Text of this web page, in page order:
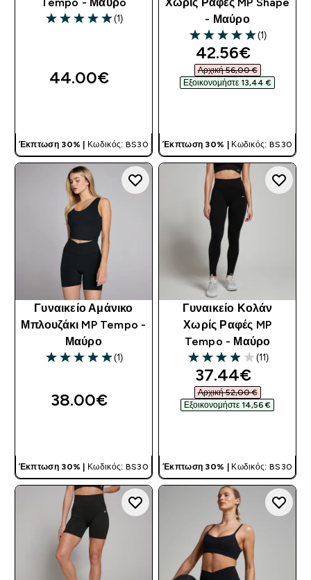
Tempo - Μαύρo
5 out of 5 stars
(1)
44.00€‎
Έκπτωση 30% | Κωδικός: BS30
Χωρίς Ραφές MP Shape
- Μαύρο
5 out of 5 stars
(1)
discounted
42.56€‎
Αρχική 56,00 €‎
Εξοικονομήστε 13,44 €‎
Έκπτωση 30% | Κωδικός: BS30
Γυναικείο Αμάνικο
Μπλουζάκι MP Tempo -
Μαύρο
5 out of 5 stars
(1)
38.00€‎
Έκπτωση 30% | Κωδικός: BS30
Γυναικείο Κολάν
Χωρίς Ραφές MP
Tempo - Μαύρο
3.91 out of 5 stars
(11)
discounted
37.44€‎
Αρχική 52,00 €‎
Εξοικονομήστε 14,56 €‎
Έκπτωση 30% | Κωδικός: BS30